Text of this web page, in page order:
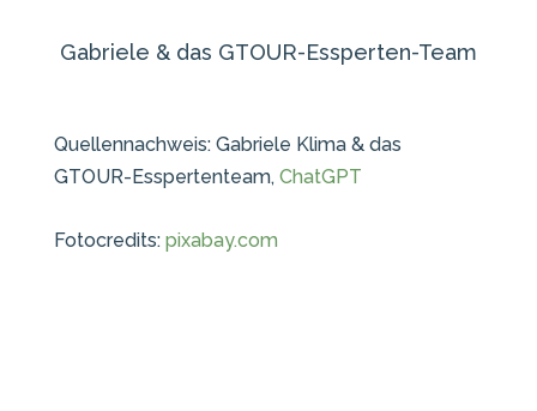
Gabriele & das GTOUR-Essperten-Team
Quellennachweis: Gabriele Klima & das
GTOUR-Esspertenteam, ChatGPT
Fotocredits: pixabay.com